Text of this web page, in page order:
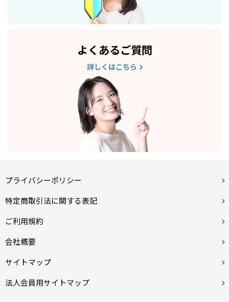
よくあるご質問
詳しくはこちら
プライバシーポリシー
特定商取引法に関する表記
ご利用規約
会社概要
サイトマップ
法人会員用サイトマップ